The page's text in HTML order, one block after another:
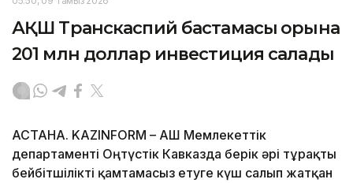
АҚШ Транскаспий бастамасы қорына
201 млн доллар инвестиция салады
АСТАНА. KAZINFORM – АҚШ Мемлекеттік
департаменті Оңтүстік Кавказда берік әрі тұрақты
бейбітшілікті қамтамасыз етуге күш салып жатқан